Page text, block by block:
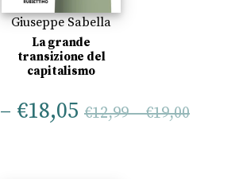
Giuseppe Sabella
La grande
transizione del
capitalismo
– €18,05 €12,99–€19,00